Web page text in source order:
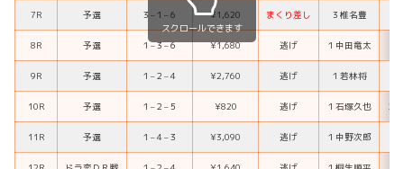
7R 予選 ３ – １ – ６ ¥1,620 まくり差し ３ 椎名豊
8R 予選 １–３–６ ¥1,680 逃げ １ 中田竜太
9R 予選 １ –２ –４ ¥2,760 逃げ １ 若林将
10R 予選 １ –２ – ５ ¥820 逃げ １ 石塚久也 ２
11R 予選 １ –４ –３ ¥3,090 逃げ １ 中野次郎
スクロールできます